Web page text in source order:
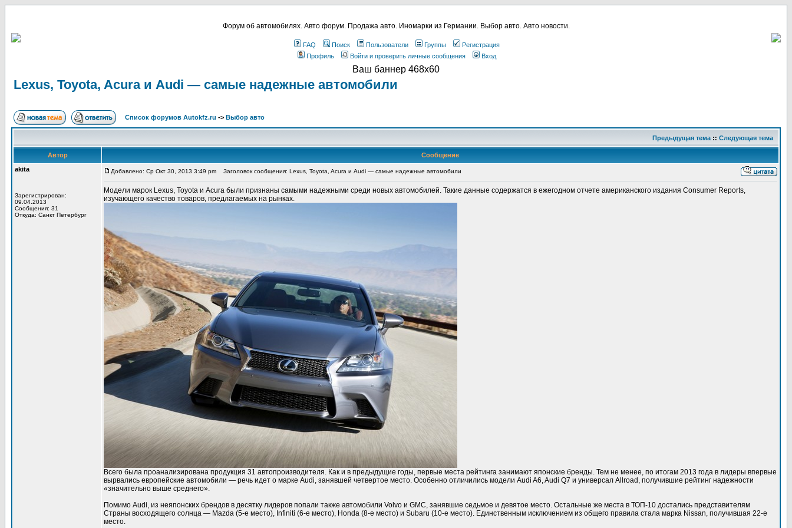
Форум об автомобилях. Авто форум. Продажа авто. Иномарки из Германии. Выбор авто. Авто новости.
FAQ Поиск Пользователи Группы
Регистрация
Профиль
Войти и проверить личные сообщения Вход
Ваш баннер 468x60
Lexus, Toyota, Acura и Audi — самые надежные автомобили
Список форумов Autokfz.ru -> Выбор авто
Предыдущая тема :: Следующая тема
Автор
Сообщение
akita
Зарегистрирован:
09.04.2013
Сообщения: 31
Откуда: Санкт Петербург
Добавлено: Ср Окт 30, 2013 3:49 pm Заголовок сообщения: Lexus, Toyota, Acura и Audi — самые надежные автомобили
Модели марок Lexus, Toyota и Acura были признаны самыми надежными среди новых автомобилей. Такие данные содержатся в ежегодном отчете американского издания Consumer Reports,
изучающего качество товаров, предлагаемых на рынках.
Всего была проанализирована продукция 31 автопроизводителя. Как и в предыдущие годы, первые места рейтинга занимают японские бренды. Тем не менее, по итогам 2013 года в лидеры впервые
вырвались европейские автомобили — речь идет о марке Audi, занявшей четвертое место. Особенно отличились модели Audi A6, Audi Q7 и универсал Allroad, получившие рейтинг надежности
«значительно выше среднего».
Помимо Audi, из неяпонских брендов в десятку лидеров попали также автомобили Volvo и GMC, занявшие седьмое и девятое место. Остальные же места в ТОП-10 достались представителям
Страны восходящего солнца — Mazda (5-е место), Infiniti (6-е место), Honda (8-е место) и Subaru (10-е место). Единственным исключением из общего правила стала марка Nissan, получившая 22-е
место.